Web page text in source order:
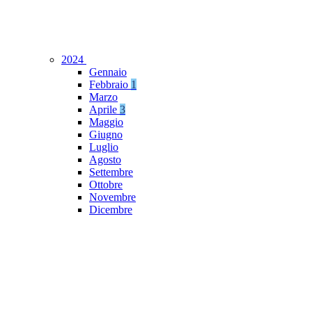
2024
Gennaio
Febbraio 1
Marzo
Aprile 3
Maggio
Giugno
Luglio
Agosto
Settembre
Ottobre
Novembre
Dicembre